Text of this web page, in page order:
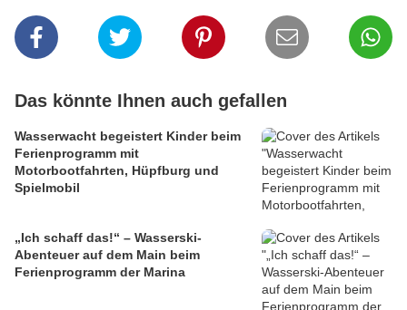
Das könnte Ihnen auch gefallen
Wasserwacht begeistert Kinder beim
Ferienprogramm mit
Motorbootfahrten, Hüpfburg und
Spielmobil
„Ich schaff das!“ – Wasserski-
Abenteuer auf dem Main beim
Ferienprogramm der Marina